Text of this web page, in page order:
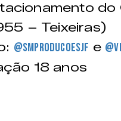
do
– Teixeiras)
@smproducoesjf e
18 anos